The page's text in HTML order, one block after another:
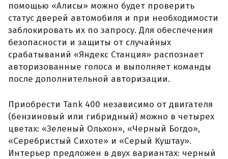
помощью «Алисы» можно будет проверить
статус дверей автомобиля и при необходимости
заблокировать их по запросу. Для обеспечения
безопасности и защиты от случайных
срабатываний «Яндекс Станция» распознает
авторизованные голоса и выполняет команды
после дополнительной авторизации.
Приобрести Tank 400 независимо от двигателя
(бензиновый или гибридный) можно в четырех
цветах: «Зеленый Ольхон», «Черный Богдо»,
«Серебристый Сихоте» и «Серый Куштау».
Интерьер предложен в двух вариантах: черный